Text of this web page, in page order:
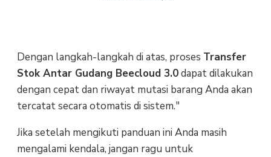
Dengan langkah-langkah di atas, proses Transfer
Stok Antar Gudang Beecloud 3.0dapat dilakukan
dengan cepat dan riwayat mutasi barang Anda akan
tercatat secara otomatis di sistem."
Jika setelah mengikuti panduan ini Anda masih
mengalami kendala, jangan ragu untuk